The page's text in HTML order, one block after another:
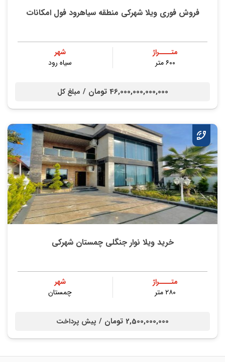
فروش فوری ویلا شهرکی منطقه سیاهرود فول امکانات
متــــراژ
۶۰۰ متر
شهر
سیاه رود
46,000,000,000,000 تومان / مبلغ کل
خرید ویلا نوار جنگلی چمستان شهرکی
متــــراژ
۲۸۰ متر
شهر
چمستان
2,500,000,000 تومان / پیش پرداخت